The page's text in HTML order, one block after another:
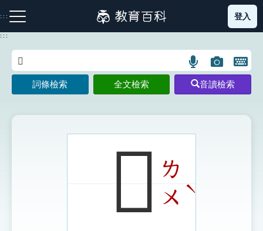
到
主
:::
注音索引圖示 筆畫索引圖示 部首索引表圖示
登入
:::
語
言
搜
示
圖
片
搜
開
鍵
圖
詞條檢索 全文檢索 音讀檢索
𤿴ㄌ
ㄨˋ